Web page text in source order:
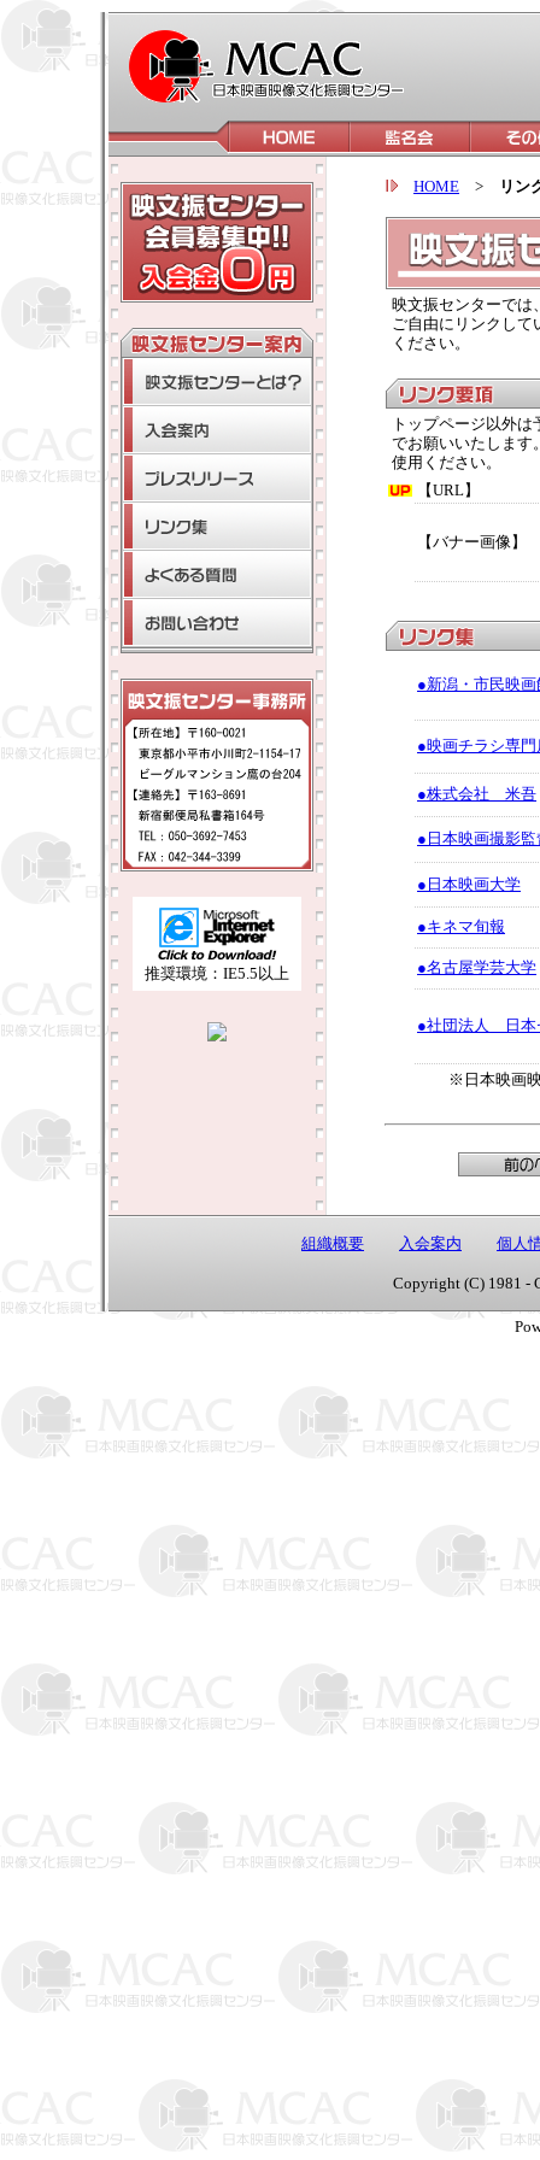
推奨環境：IE5.5以上
HOME > リン
映文振センターでは
ご自由にリンクして
ください。
トップページ以外
でお願いいたします
使用ください。
【URL】
【バナー画像】
●新潟・市民映
●映画チラシ専
●株式会社 米吾
●日本映画撮影
●日本映画大学
●キネマ旬報
●名古屋学芸大学
●社団法人 日本
※日本映画
組織概要 入会案内 個人
Copyright (C) 1981 -